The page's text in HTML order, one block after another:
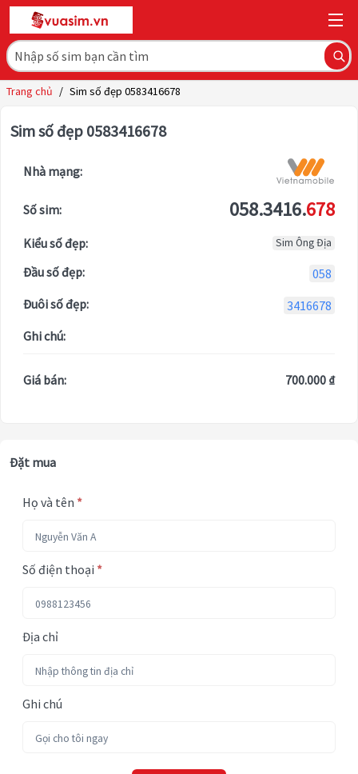
Trang chủ / Sim số đẹp 0583416678
Sim số đẹp 0583416678
Nhà mạng:
Số sim: 058.3416.678
Kiểu số đẹp: Sim Ông Địa
Đầu số đẹp:
058
Đuôi số đẹp:
3416678
Ghi chú:
Giá bán: 700.000 ₫
Đặt mua
Họ và tên *
Số điện thoại *
Địa chỉ
Ghi chú